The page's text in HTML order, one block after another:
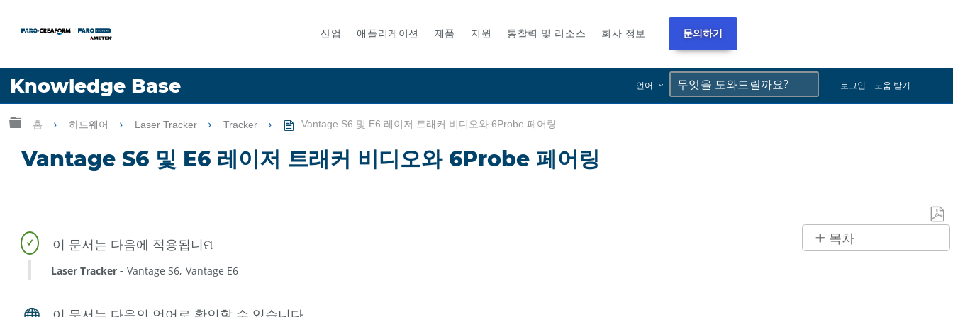
산업 애플리케이션 제품 지원 통찰력 및 리소스 회사 정보 문의하기
Knowledge Base 언어 로그인 도움 받기
언어
글로벌 계층 확장/축소
홈 하드웨어 Laser Tracker Tracker Vantage S6 및 E6 레이저 트래커 비디오와 6Probe 페어링
Vantage S6 및 E6 레이저 트래커 비디오와 6Probe 페어링
로
목차
Laser Tracker Vantage S6 Vantage E6